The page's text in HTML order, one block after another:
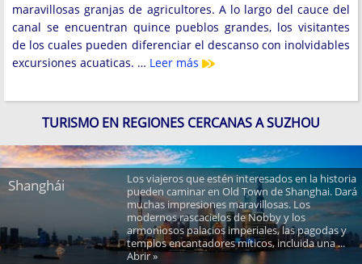
maravillosas granjas de agricultores. A lo largo del cauce del
canal se encuentran quince pueblos grandes, los visitantes
de los cuales pueden diferenciar el descanso con inolvidables
excursiones acuaticas. … Leer más
TURISMO EN REGIONES CERCANAS A SUZHOU
Shanghái
Los viajeros que estén interesados ​​en la historia
pueden caminar en Old Town de Shanghai. Dará
muchas impresiones maravillosas. Los
modernos rascacielos de Nobby y los
armoniosos palacios imperiales, las pagodas y
templos encantadores míticos, incluida una ...
Abrir »